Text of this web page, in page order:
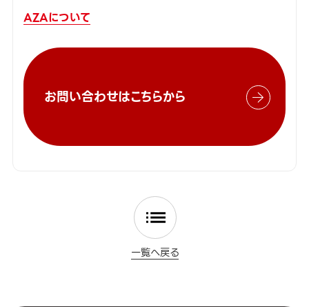
AZAについて
お問い合わせはこちらから
一覧へ戻る